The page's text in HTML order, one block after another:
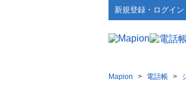
新規登録・ログイン
Mapion > 電話帳 >